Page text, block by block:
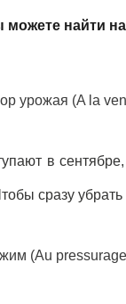
можете найти
урожая (A la
в
сразу
(Au